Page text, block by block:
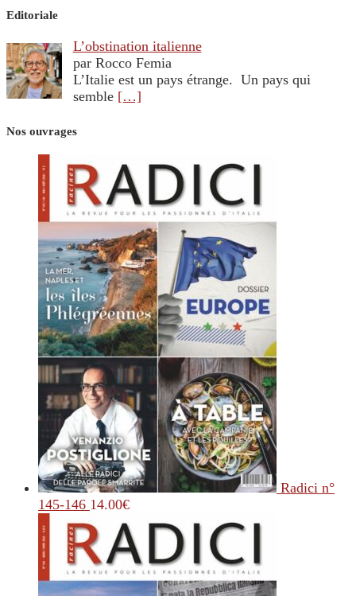
Editoriale
L’obstination italienne
par Rocco Femia
L’Italie est un pays étrange. Un pays qui
semble […]
Nos ouvrages
Radici n°
145-146 14.00€